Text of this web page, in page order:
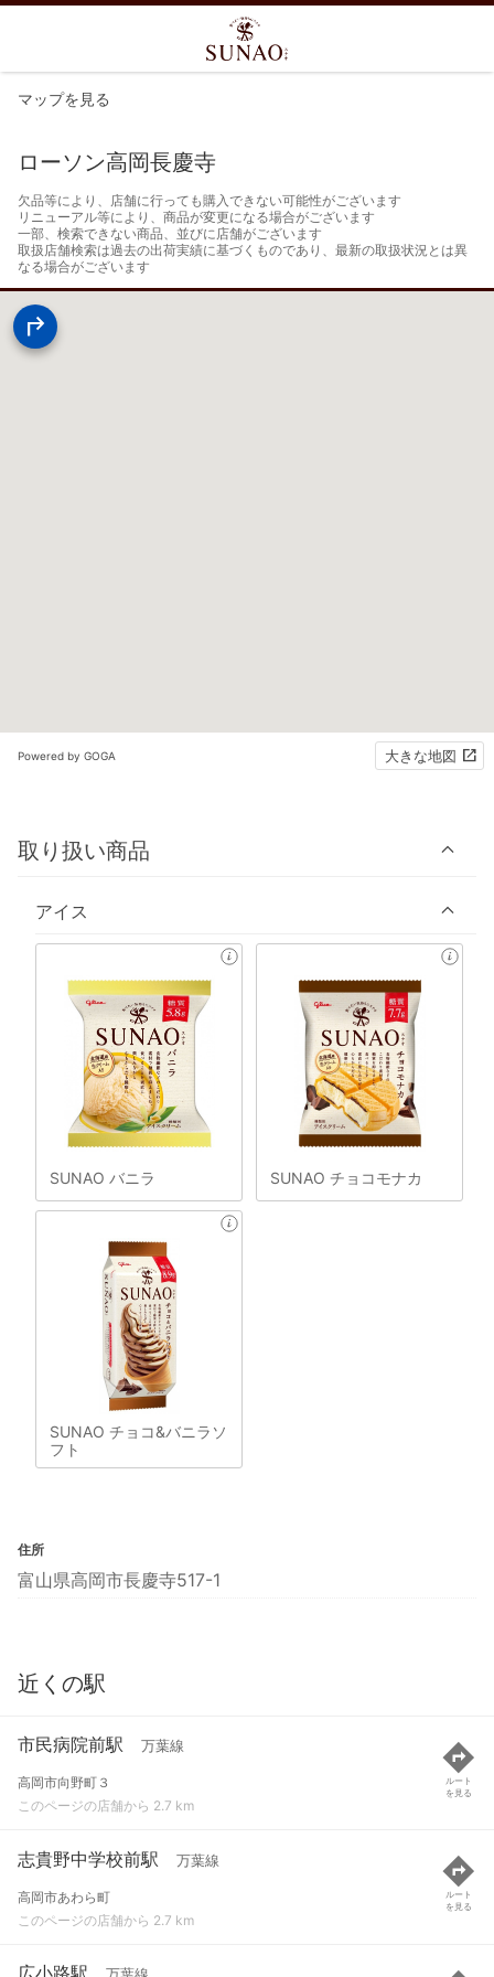
マップを見る
ローソン高岡長慶寺
欠品等により、店舗に行っても購入できない可能性がございます
リニューアル等により、商品が変更になる場合がございます
一部、検索できない商品、並びに店舗がございます
取扱店舗検索は過去の出荷実績に基づくものであり、最新の取扱状況とは異
なる場合がございます
Powered by GOGA 大きな地図
取り扱い商品
アイス
SUNAO バニラ SUNAO チョコモナカ
SUNAO チョコ&バニラソ
フト
住所
富山県高岡市長慶寺517-1
近くの駅
市民病院前駅 万葉線
高岡市向野町３
このページの店舗から 2.7 km
ルート
を見る
志貴野中学校前駅 万葉線
高岡市あわら町
このページの店舗から 2.7 km
ルート
を見る
広小路駅